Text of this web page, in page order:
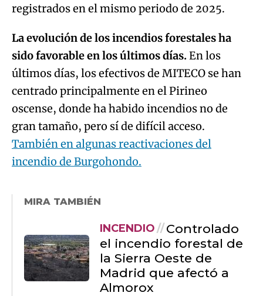
registrados en el mismo periodo de 2025.
La evolución de los incendios forestales ha
sido favorable en los últimos días.En los
últimos días, los efectivos de MITECO se han
centrado principalmente en el Pirineo
oscense, donde ha habido incendios no de
gran tamaño, pero sí de difícil acceso.
También en algunas reactivaciones del
incendio de Burgohondo.
MIRA TAMBIÉN
INCENDIO
Controlado
el incendio forestal de
la Sierra Oeste de
Madrid que afectó a
Almorox